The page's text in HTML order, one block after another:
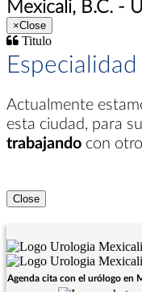
Mexicali, B.C. -
×Close
Titulo
Especialidad
Actualmente
esta ciudad, para
trabajando con
Close
Agenda cita con el urólogo en